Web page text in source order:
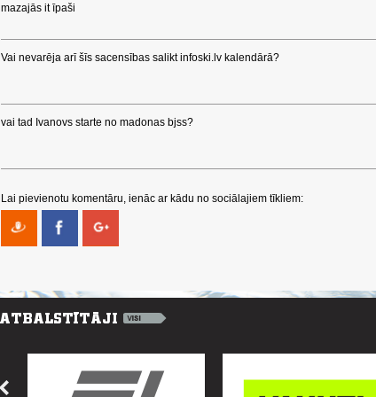
mazajās it īpaši
Vai nevarēja arī šīs sacensības salikt infoski.lv kalendārā?
vai tad Ivanovs starte no madonas bjss?
Lai pievienotu komentāru, ienāc ar kādu no sociālajiem tīkliem: